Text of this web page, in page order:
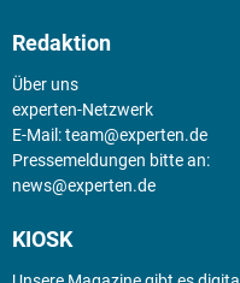
Redaktion
Über uns
experten-Netzwerk
E-Mail:team@experten.de
Pressemeldungen bitte an:
news@experten.de
KIOSK